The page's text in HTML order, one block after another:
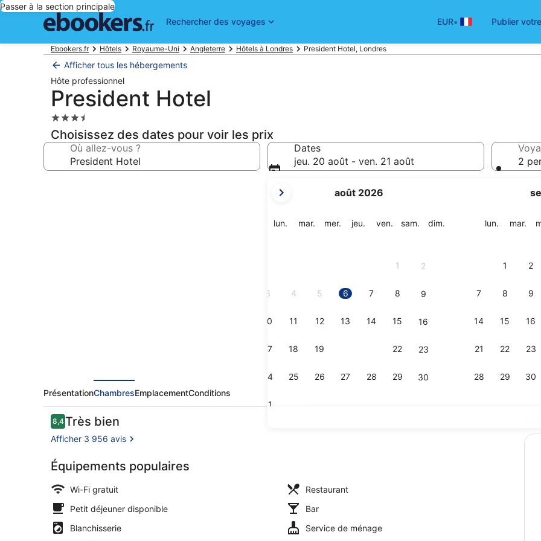
Passer à la section principale
Rechercher des voyages
EUR• Publier
Ebookers.fr Hôtels Royaume-Uni Angleterre Hôtels à Londres President Hotel, Londres
Afficher tous les hébergements
Hôte professionnel
President Hotel
Hébergement
3.5 étoiles
Choisissez des dates pour voir les prix
Où allez-vous ?
Dates
jeu. 20 août - ven. 21 août
mois
sont
août 2026
lun. lundimar. mardi
mer. mercredi
jeu. jeudiven. vendredi
sam. samedi
dim.
1 2
3 4 5 6 7 8 9
10 11 12 13 14 15 16
17 18 19 22 23
24 25 26 27 28 29 30
31
lun. lundimar.
1 2
7 8 9
14 15 16
21 22 23
28 29 30
2
Sert le déjeuner et le dîner
PrésentationChambresEmplacementConditions
Avis
voyageurs
8,48,4 sur 10
Très bien
Afficher 3 956 avis
Équipements populaires
Wi-Fi gratuit
Restaurant
Petit déjeuner disponible
Bar
Blanchisserie
Service de ménage